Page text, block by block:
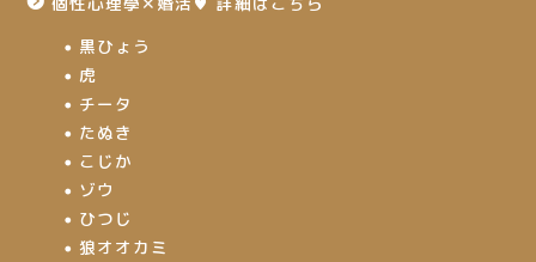
黒ひょう
虎
チータ
たぬき
こじか
ゾウ
ひつじ
狼オオカミ